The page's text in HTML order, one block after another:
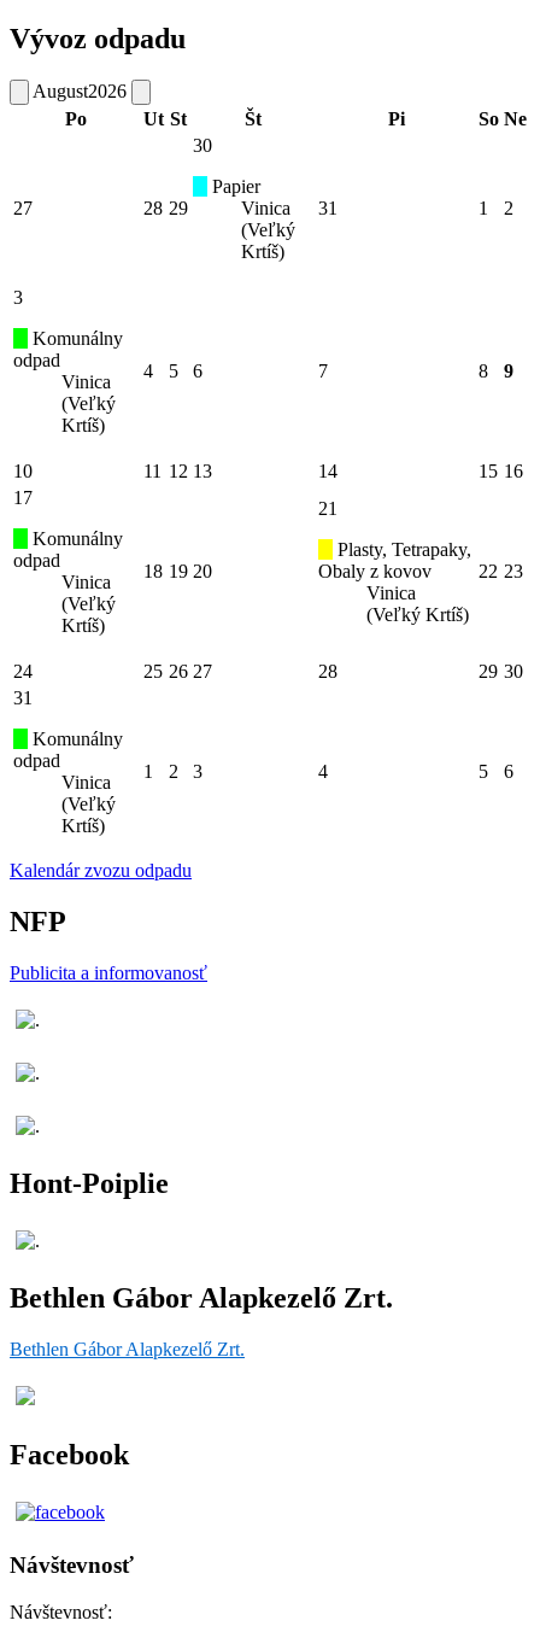
Vývoz odpadu
August2026
Po
Ut St Št Pi So Ne
27 28 29
30
Papier
Vinica
(Veľký
Krtíš)
31 1 2
3
Komunálny
odpad
Vinica
(Veľký
Krtíš)
4 5 6 7 8 9
10 11 12 13 14 15 16
17
Komunálny
odpad
Vinica
(Veľký
Krtíš)
18 19 20
21
Plasty, Tetrapaky,
Obaly z kovov
Vinica
(Veľký Krtíš)
22 23
24 25 26 27 28 29 30
31
Komunálny
odpad
Vinica
(Veľký
Krtíš)
1 2 3 4 5 6
Kalendár zvozu odpadu
NFP
Publicita a informovanosť
Hont-Poiplie
Bethlen Gábor Alapkezelő Zrt.
Bethlen Gábor Alapkezelő Zrt.
Facebook
Návštevnosť
Návštevnosť: